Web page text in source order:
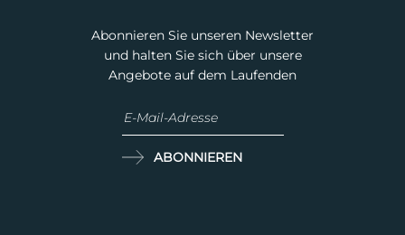
Abonnieren Sie unseren Newsletter
und halten Sie sich über unsere
Angebote auf dem Laufenden
ABONNIEREN